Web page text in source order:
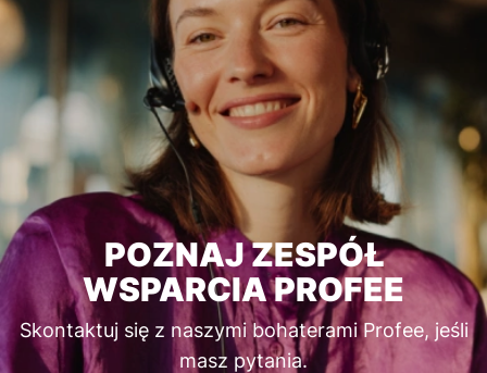
POZNAJ ZESPÓŁ
WSPARCIA PROFEE
Skontaktuj się z naszymi bohaterami Profee, jeśli
masz pytania.